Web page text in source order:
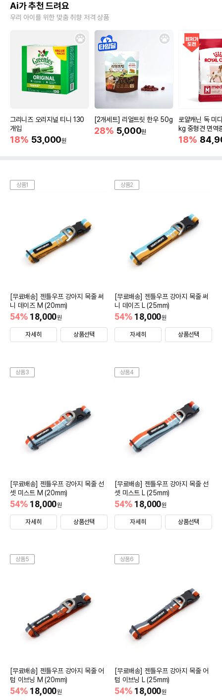
Ai가 추천 드려요
우리 아이를 위한 맞춤 취향 저격 상품
그리니즈 오리지널 티니 130
개입
18% 53,000원
[2개세트] 리얼트릿 한우 50g
28% 5,000원
로얄캐닌 독 미
kg 중형견 면역
18%
상품1
[무료배송] 젠틀우프 강아지 목줄 써
니 데이즈 M (20mm)
18,000원
54%
자세히 상품선택
상품2
[무료배송] 젠틀우프 강아지 목줄 써
니 데이즈 L (25mm)
18,000원
54%
자세히 상품선택
상품3
[무료배송] 젠틀우프 강아지 목줄 선
셋 미스트 M (20mm)
18,000원
54%
자세히 상품선택
상품4
[무료배송] 젠틀우프 강아지 목줄 선
셋 미스트 L (25mm)
18,000원
54%
자세히 상품선택
상품5
[무료배송] 젠틀우프 강아지 목줄 어
텀 이브닝 M (20mm)
18,000원
54%
상품6
[무료배송] 젠틀우프 강아지 목줄 어
텀 이브닝 L (25mm)
18,000원
54%